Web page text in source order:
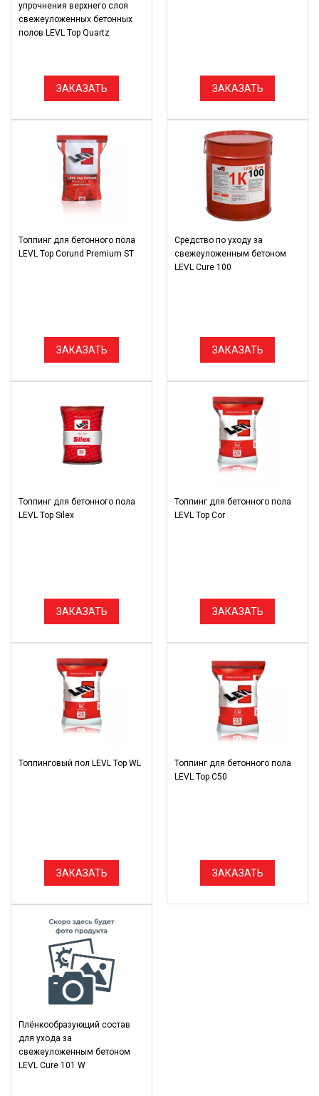
упрочнения верхнего слоя
свежеуложенных бетонных
полов LEVL Top Quartz
ЗАКАЗАТЬ ЗАКАЗАТЬ
Топпинг для бетонного пола
LEVL Top Corund Premium ST
ЗАКАЗАТЬ
Средство по уходу за
свежеуложенным бетоном
LEVL Cure 100
ЗАКАЗАТЬ
Топпинг для бетонного пола
LEVL Top Silex
ЗАКАЗАТЬ
Топпинг для бетонного пола
LEVL Top Cor
ЗАКАЗАТЬ
Топпинговый пол LEVL Top WL
ЗАКАЗАТЬ
Топпинг для бетонного пола
LEVL Top C50
ЗАКАЗАТЬ
Плёнкообразующий состав
для ухода за
свежеуложенным бетоном
LEVL Cure 101 W